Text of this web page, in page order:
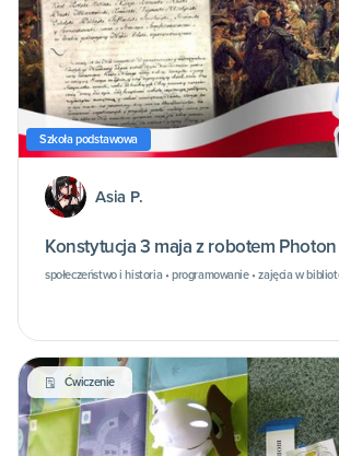
Szkoła podstawowa
Asia P.
Konstytucja 3 maja z robotem Photon
społeczeństwo i historia • programowanie • zajęcia w
Ćwiczenie